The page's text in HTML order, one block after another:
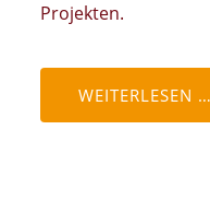
Projekten.
WEITERLESEN …